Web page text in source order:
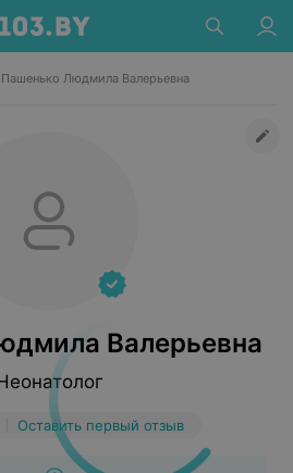
Пашенько Людмила Валерьевна
Валерьевна
Оставить первый отзыв